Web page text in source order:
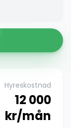
Hyreskostnad
12 000
kr/mån